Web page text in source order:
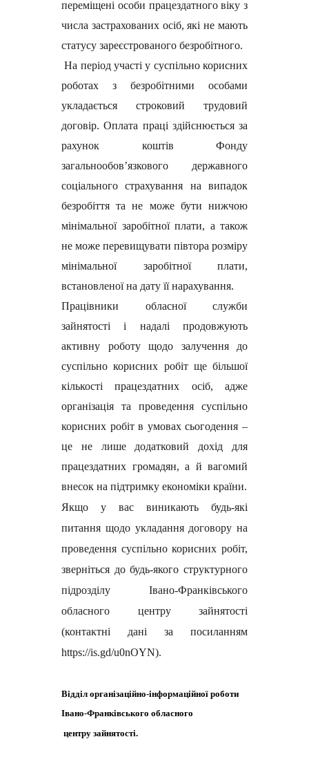
переміщені особи працездатного віку з
числа застрахованих осіб, які не мають
статусу зареєстрованого безробітного.
На період участі у суспільно корисних
роботах з безробітними особами
укладається строковий трудовий
договір. Оплата праці здійснюється за
рахунок коштів Фонду
загальнообов’язкового державного
соціального страхування на випадок
безробіття та не може бути нижчою
мінімальної заробітної плати, а також
не може перевищувати півтора розміру
мінімальної заробітної плати,
встановленої на дату її нарахування.
Працівники обласної служби
зайнятості і надалі продовжують
активну роботу щодо залучення до
суспільно корисних робіт ще більшої
кількості працездатних осіб, адже
організація та проведення суспільно
корисних робіт в умовах сьогодення –
це не лише додатковий дохід для
працездатних громадян, а й вагомий
внесок на підтримку економіки країни.
Якщо у вас виникають будь-які
питання щодо укладання договору на
проведення суспільно корисних робіт,
зверніться до будь-якого структурного
підрозділу Івано-Франківського
обласного центру зайнятості
(контактні дані за посиланням
https://is.gd/u0nOYN).
Відділ організаційно-інформаційної роботи
Івано-Франківського обласного
центру зайнятості.